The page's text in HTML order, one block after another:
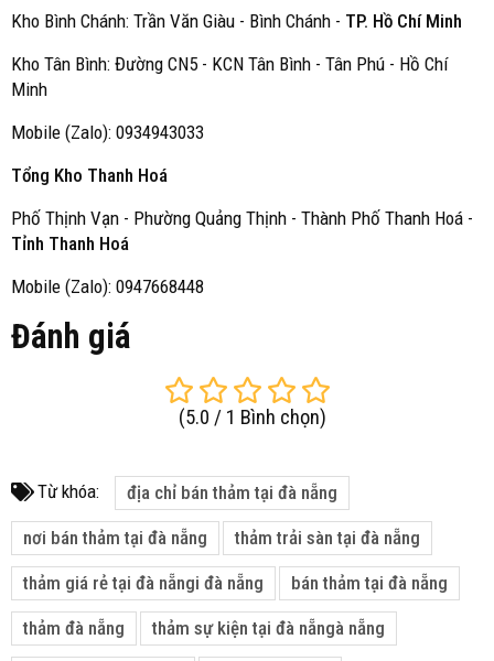
Kho Bình Chánh: Trần Văn Giàu - Bình Chánh - TP. Hồ Chí Minh
Kho Tân Bình: Đường CN5 - KCN Tân Bình - Tân Phú - Hồ Chí
Minh
Mobile (Zalo): 0934943033
Tổng Kho Thanh Hoá
Phố Thịnh Vạn - Phường Quảng Thịnh - Thành Phố Thanh Hoá -
Tỉnh Thanh Hoá
Mobile (Zalo): 0947668448
Đánh giá
(5.0 / 1 Bình chọn)
Từ khóa: địa chỉ bán thảm tại đà nẵng
nơi bán thảm tại đà nẵng thảm trải sàn tại đà nẵng
thảm giá rẻ tại đà nẵngi đà nẵng bán thảm tại đà nẵng
thảm đà nẵng thảm sự kiện tại đà nẵngà nẵng